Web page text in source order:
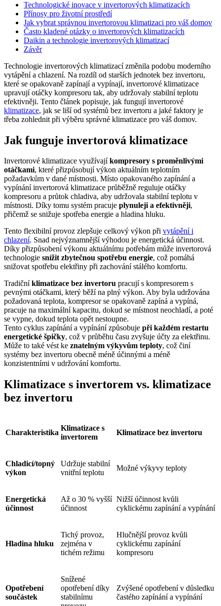
Technologické inovace v invertorových klimatizacích
Přínosy pro životní prostředí
Jak vybrat správnou invertorovou klimatizaci pro váš domov
Často kladené otázky o invertorových klimatizacích
Daikin a technologie invertorových klimatizací
Závěr
Technologie invertorových klimatizací změnila podobu moderního
vytápění a chlazení. Na rozdíl od starších jednotek bez invertoru,
které se opakovaně zapínají a vypínají, invertorové klimatizace
upravují otáčky kompresoru tak, aby udržovaly stabilní teplotu
efektivněji. Tento článek popisuje, jak fungují invertorové
klimatizace, jak se liší od systémů bez invertoru a jaké faktory je
třeba zohlednit při výběru správné klimatizace pro váš domov.
Jak funguje invertorová klimatizace
Invertorové klimatizace využívajíkompresory s proměnlivými
otáčkami, které přizpůsobují výkon aktuálním teplotním
požadavkům v dané místnosti. Místo opakovaného zapínání a
vypínání invertorová klimatizace průběžně reguluje otáčky
kompresoru a průtok chladiva, aby udržovala stabilní teplotu v
místnosti. Díky tomu systém pracuje plynuleji a efektivněji,
přičemž se snižuje spotřeba energie a hladina hluku.
Tento flexibilní provoz zlepšuje celkový výkon při vytápění i
chlazení. Snad nejvýznamnější výhodou je energetická účinnost.
Díky přizpůsobení výkonu aktuálnímu potřebám může invertorová
technologie snížit zbytečnou spotřebu energie, což pomáhá
snižovat spotřebu elektřiny při zachování stálého komfortu.
Tradičníklimatizace bez invertoru pracují s kompresorem s
pevnými otáčkami, který běží na plný výkon. Aby byla udržována
požadovaná teplota, kompresor se opakovaně zapíná a vypíná,
pracuje na maximální kapacitu, dokud se místnost neochladí, a poté
se vypne, dokud teplota opět nestoupne.
Tento cyklus zapínání a vypínání způsobuje při každém restartu
energetické špičky, což v průběhu času zvyšuje účty za elektřinu.
Může to také vést ke znatelným výkyvům teploty, což činí
systémy bez invertoru obecně méně účinnými a méně
konzistentními v udržování komfortu.
Klimatizace s invertorem vs. klimatizace
bez invertoru
Charakteristika
Klimatizace s
invertorem
Klimatizace bez invertoru
Chladicí/topný
výkon
Udržuje stabilní
vnitřní teplotu
Možné výkyvy teploty
Energetická
účinnost
Až o 30 % vyšší
účinnost
Nižší účinnost kvůli
cyklickému zapínání a vypínání
Hladina hluku
Tichý provoz,
zejména v
tichém režimu
Hlučnější provoz kvůli
cyklickému zapínání
kompresoru
Opotřebení
součástek
Snížené
opotřebení díky
stabilnímu
Zvýšené opotřebení v důsledku
častého zapínání a vypínání